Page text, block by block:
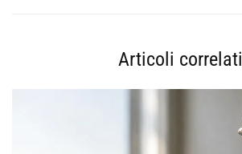
Articoli correlati